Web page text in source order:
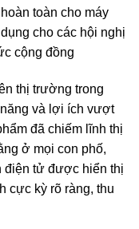
toàn cho máy
cho các hội nghị
cộng đồng
thị trường trong
và lợi ích vượt
đã chiếm lĩnh thị
ở mọi con phố,
điện tử được hiển thị
cực kỳ rõ ràng, thu